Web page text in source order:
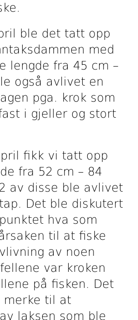
ble det tatt opp
med
lengde fra 45 cm –
også avlivet en
pga. krok som
i gjeller og stort
fikk vi tatt opp
fra 52 cm – 84
av disse ble avlivet
Det ble diskutert
hva som
til at fiske
av noen
var kroken
på fisken. Det
merke til at
laksen som ble